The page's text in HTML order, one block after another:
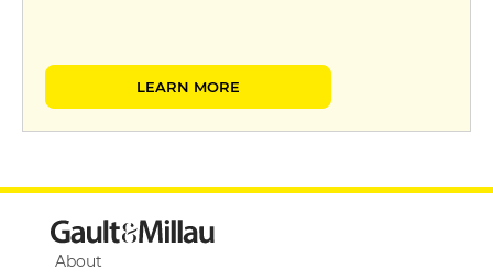
LEARN MORE
About